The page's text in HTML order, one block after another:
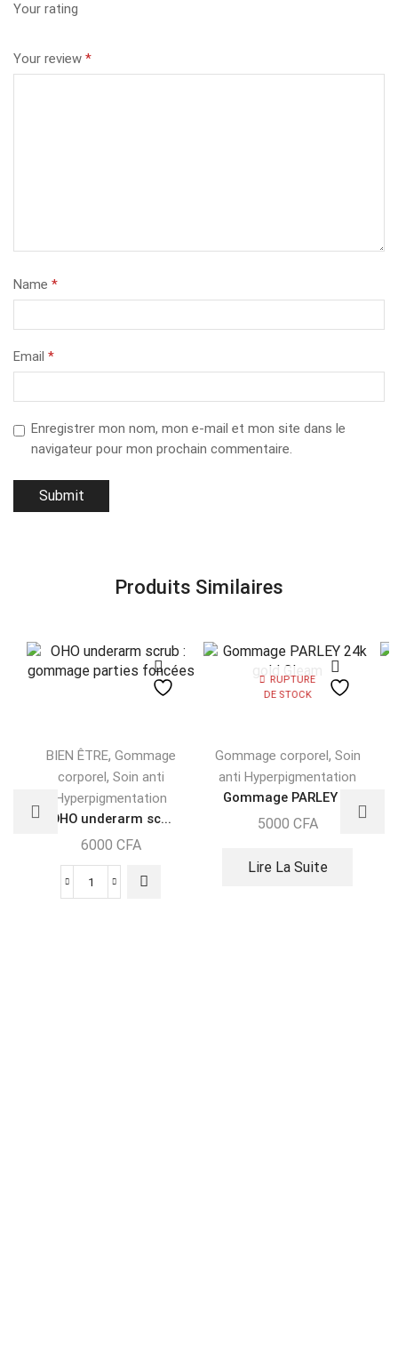
Your rating
Your review *
Name *
Email *
Enregistrer mon nom, mon e-mail et mon site dans le
navigateur pour mon prochain commentaire.
Produits Similaires
BIEN ÊTRE, Gommage
corporel , Soin anti
Hyperpigmentation
OHO underarm sc...
6000 CFA
RUPTURE
DE STOCK
Gommage corporel , Soin
anti Hyperpigmentation
Gommage PARLEY ...
5000 CFA
Lire La Suite